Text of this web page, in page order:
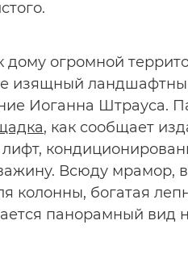
огромной
изящный
Иоганна Штрауса.
, как сообщает
Всюду мрамор,
колонны, богатая
панорамный вид